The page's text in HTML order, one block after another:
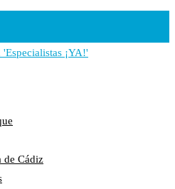
de Cádiz